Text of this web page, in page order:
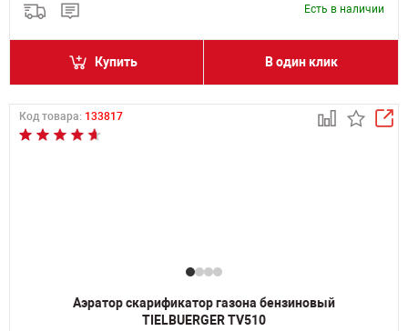
Есть в наличии
Купить В один клик
Код товара: 133817
Аэратор скарификатор газона бензиновый
TIELBUERGER TV510